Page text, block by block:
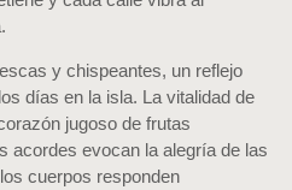
y chispeantes, un reflejo
días en la isla. La vitalidad de
jugoso de frutas
acordes evocan la alegría de las
cuerpos responden